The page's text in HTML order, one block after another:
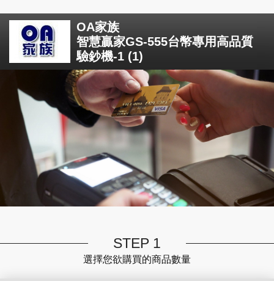
OA家族
智慧贏家GS-555台幣專用高品質
驗鈔機-1 (1)
STEP 1
選擇您欲購買的商品數量